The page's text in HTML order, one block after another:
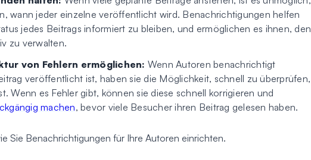
wann jeder einzelne veröffentlicht wird. Benachrichtigungen helfen
jedes Beitrags informiert zu bleiben, und ermöglichen es ihnen, den
zu verwalten.
von Fehlern ermöglichen: Wenn Autoren benachrichtigt
veröffentlicht ist, haben sie die Möglichkeit, schnell zu überprüfen,
Wenn es Fehler gibt, können sie diese schnell korrigieren und
machen, bevor viele Besucher ihren Beitrag gelesen haben.
Sie Benachrichtigungen für Ihre Autoren einrichten.